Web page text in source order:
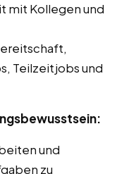
mit Kollegen und
Teilzeitjobs und
und
zu